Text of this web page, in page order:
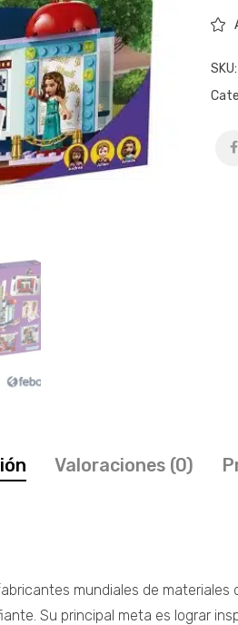
SKU:
Valoraciones (0)
mundiales de
Su principal meta es lograr